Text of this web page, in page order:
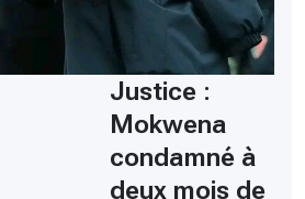
Justice :
Mokwena
condamné à
deux mois de